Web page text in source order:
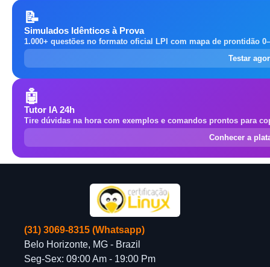
📝
Simulados Idênticos à Prova
1.000+ questões no formato oficial LPI com mapa de prontidão
Testar
🤖
Tutor IA 24h
Tire dúvidas na hora com exemplos e comandos prontos para
Conhecer a
(31) 3069-8315 (Whatsapp)
Belo Horizonte, MG - Brazil
Seg-Sex: 09:00 Am - 19:00 Pm